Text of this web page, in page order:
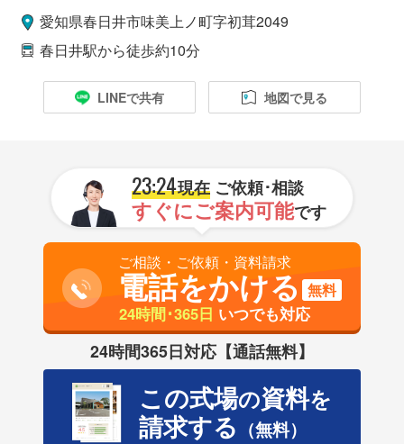
愛知県春日井市味美上ノ町字初茸2049
春日井駅から徒歩約10分
LINEで共有 地図で見る
23:24現在ご依頼･相談
すぐにご案内可能です
ご相談・ご依頼・資料請求
電話をかける 無料
24時間･365日 いつでも対応
24時間365日対応【通話無料】
この式場の資料を
請求する （無料）